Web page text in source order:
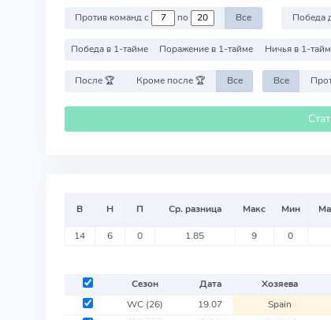
Против команд с по Все Победа
Победа в 1-тайме Поражение в 1-тайме Ничья в 1-
После 🏆 Кроме после 🏆 Все Все
В Н П Ср. разница Макс Мин
14 6 0 1.85 9 0
Сезон Дата Хозяева
WC (26) 19.07 Spain